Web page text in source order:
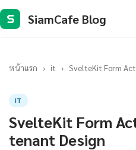
S SiamCafe Blog
หน้าแรก › it › SvelteKit Form
IT
SvelteKit Form
tenant Design